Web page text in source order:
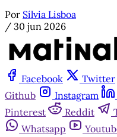
Por Sílvia Lisboa
/ 30 jun 2026
Facebook Twitter
Github
Instagram
Pinterest
Reddit
Whatsapp